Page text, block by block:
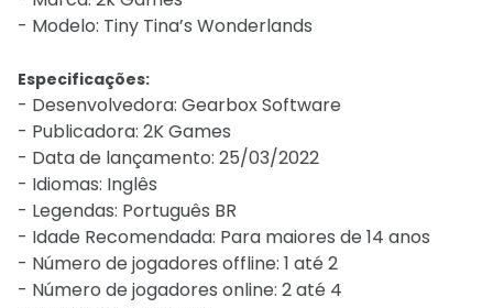
- Modelo: Tiny Tina’s Wonderlands
Especificações:
- Desenvolvedora: Gearbox Software
- Publicadora: 2K Games
- Data de lançamento: 25/03/2022
- Idiomas: Inglês
- Legendas: Português BR
- Idade Recomendada: Para maiores de 14 anos
- Número de jogadores offline: 1 até 2
- Número de jogadores online: 2 até 4